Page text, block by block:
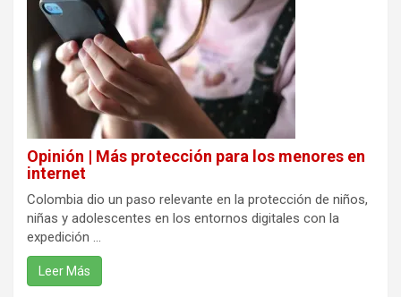
Opinión | Más protección para los menores en
internet
Colombia dio un paso relevante en la protección de niños,
niñas y adolescentes en los entornos digitales con la
expedición ...
Leer Más